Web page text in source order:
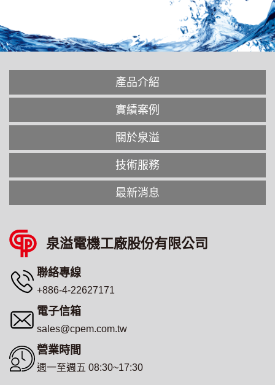
產品介紹
實績案例
關於泉溢
技術服務
最新消息
泉溢電機工廠股份有限公司
聯絡專線
+886-4-22627171
電子信箱
sales@cpem.com.tw
營業時間
週一至週五 08:30~17:30